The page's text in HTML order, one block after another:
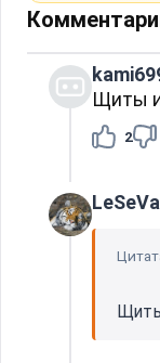
Щиты
2
LeSeVa
Щиты